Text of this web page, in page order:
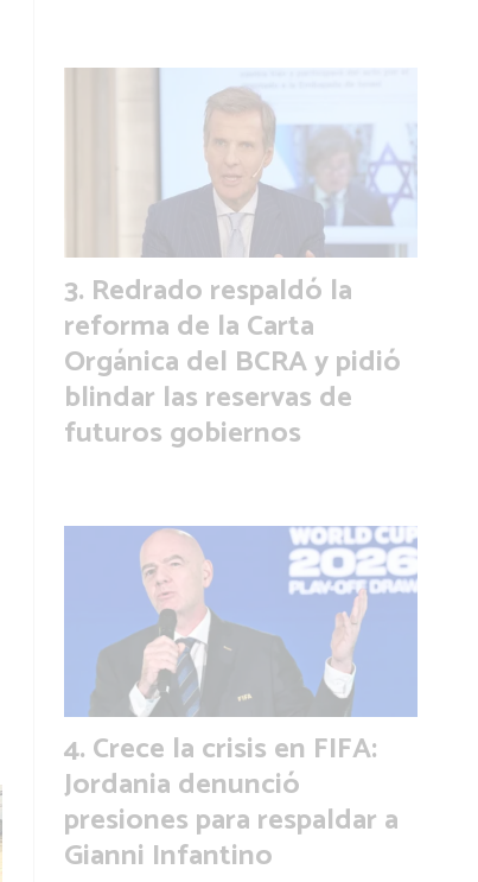
Redrado respaldó la
reforma de la Carta
Orgánica del BCRA y pidió
blindar las reservas de
futuros gobiernos
Crece la crisis en FIFA:
Jordania denunció
presiones para respaldar a
Gianni Infantino